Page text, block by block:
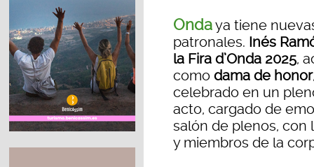
Ondaya tiene
patronales. Inés
la Fira d’Onda 2025,
como dama de honor
celebrado en un
acto, cargado de
salón de plenos, con
y miembros de la